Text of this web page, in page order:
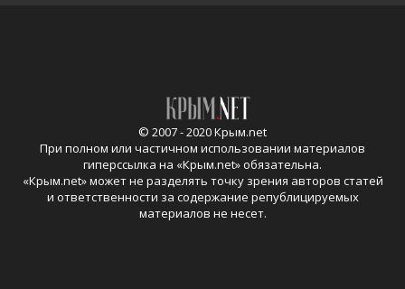
© 2007 - 2020 Крым.net
При полном или частичном использовании материалов
гиперссылка на «Крым.net» обязательна.
«Крым.net» может не разделять точку зрения авторов статей
и ответственности за содержание републицируемых
материалов не несет.